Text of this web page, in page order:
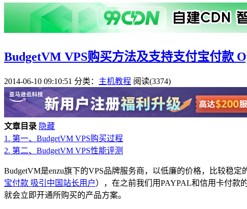
BudgetVM VPS购买方法及支持支付宝付款
2014-06-10 09:10:51 分类： 主机教程 阅读(3374)
文章目录 隐藏
1. 第一、BudgetVM VPS购买过程
2. 第二、BudgetVM VPS性能评测
BudgetVM是enzu旗下的VPS品牌服务商，以低廉的价格，比较稳
宝付款 吸引中国站长用户），在之前我们用PAYPAL和信用卡付款
就会立即开通所购买的产品方案。